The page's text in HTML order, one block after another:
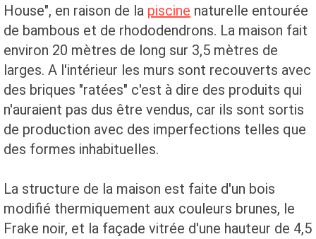
House", en raison de la piscine naturelle entourée
de bambous et de rhododendrons. La maison fait
environ 20 mètres de long sur 3,5 mètres de
larges. A l'intérieur les murs sont recouverts avec
des briques "ratées" c'est à dire des produits qui
n'auraient pas dus être vendus, car ils sont sortis
de production avec des imperfections telles que
des formes inhabituelles.
La structure de la maison est faite d'un bois
modifié thermiquement aux couleurs brunes, le
Frake noir, et la façade vitrée d'une hauteur de 4,5